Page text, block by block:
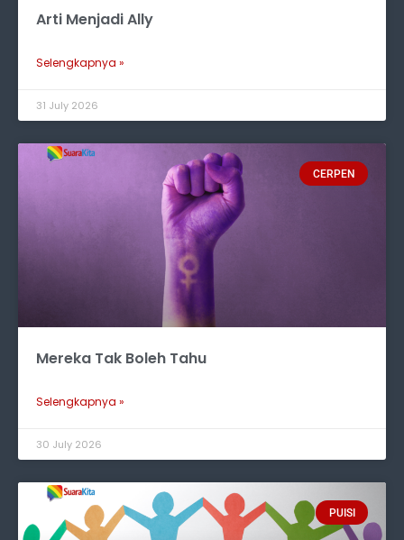
Arti Menjadi Ally
Selengkapnya »
31 July 2026
CERPEN
Mereka Tak Boleh Tahu
Selengkapnya »
30 July 2026
PUISI